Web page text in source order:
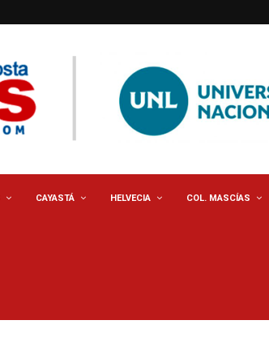
CAYASTÁ HELVECIA COL. MASCÍAS